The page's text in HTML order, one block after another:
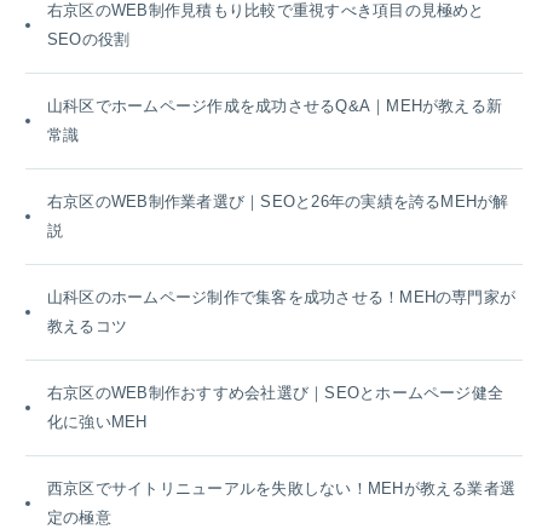
右京区のWEB制作見積もり比較で重視すべき項目の見極めと
SEOの役割
山科区でホームページ作成を成功させるQ&A｜MEHが教える新
常識
右京区のWEB制作業者選び｜SEOと26年の実績を誇るMEHが解
説
山科区のホームページ制作で集客を成功させる！MEHの専門家が
教えるコツ
右京区のWEB制作おすすめ会社選び｜SEOとホームページ健全
化に強いMEH
西京区でサイトリニューアルを失敗しない！MEHが教える業者選
定の極意